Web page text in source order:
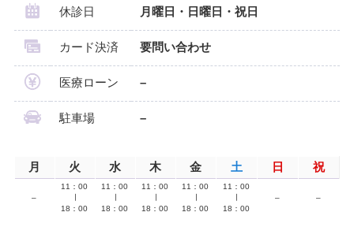
休診日 月曜日・日曜日・祝日
カード決済 要問い合わせ
医療ローン –
駐車場 –
月 火 水 木 金 土 日 祝
–
11：00
18：00
11：00
18：00
11：00
18：00
11：00
18：00
11：00
18：00
– –